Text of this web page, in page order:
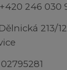
246 030
213/12,